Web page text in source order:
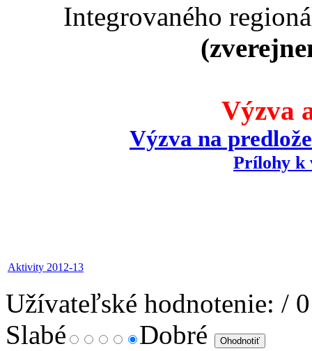
Integrovaného
Výzva
Výzva na
Prílohy k
Aktivity 2012-13
Užívateľské hodnotenie: / 0
Slabé
Dobré